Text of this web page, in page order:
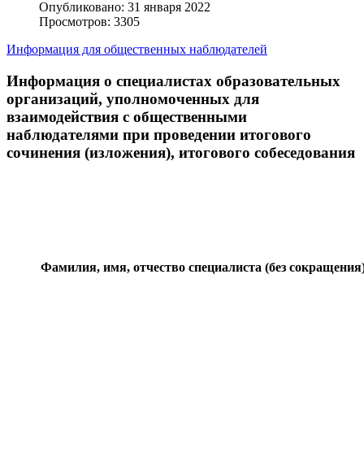
Опубликовано: 31 января 2022
Просмотров: 3305
Информация для общественных наблюдателей
Информация о специалистах образовательных
организаций, уполномоченных для
взаимодействия с общественными
наблюдателями при проведении итогового
сочинения (изложения), итогового собеседования
Фамилия, имя, отчество специалиста (без